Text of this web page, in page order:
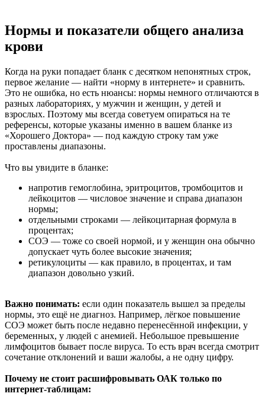
Нормы и показатели общего анализа
крови
Когда на руки попадает бланк с десятком непонятных строк,
первое желание — найти «норму в интернете» и сравнить.
Это не ошибка, но есть нюансы: нормы немного отличаются в
разных лабораториях, у мужчин и женщин, у детей и
взрослых. Поэтому мы всегда советуем опираться на те
референсы, которые указаны именно в вашем бланке из
«Хорошего Доктора» — под каждую строку там уже
проставлены диапазоны.
Что вы увидите в бланке:
напротив гемоглобина, эритроцитов, тромбоцитов и
лейкоцитов — числовое значение и справа диапазон
нормы;
отдельными строками — лейкоцитарная формула в
процентах;
СОЭ — тоже со своей нормой, и у женщин она обычно
допускает чуть более высокие значения;
ретикулоциты — как правило, в процентах, и там
диапазон довольно узкий.
Важно понимать: если один показатель вышел за пределы
нормы, это ещё не диагноз. Например, лёгкое повышение
СОЭ может быть после недавно перенесённой инфекции, у
беременных, у людей с анемией. Небольшое превышение
лимфоцитов бывает после вируса. То есть врач всегда смотрит
сочетание отклонений и ваши жалобы, а не одну цифру.
Почему не стоит расшифровывать ОАК только по
интернет-таблицам: